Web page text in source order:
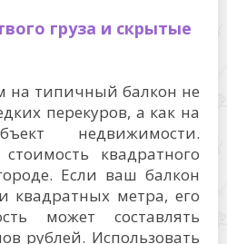
груза и скрытые
на типичный балкон не
перекуров, а как на
недвижимости.
квадратного
Если ваш балкон
квадратных метра, его
может составлять
рублей. Использовать